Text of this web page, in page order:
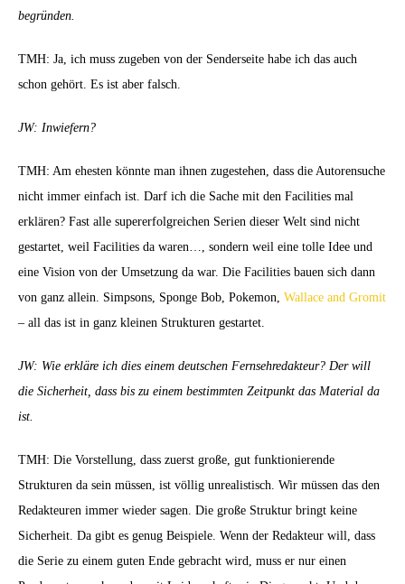
begründen.
TMH: Ja, ich muss zugeben von der Senderseite habe ich das auch
schon gehört. Es ist aber falsch.
JW: Inwiefern?
TMH: Am ehesten könnte man ihnen zugestehen, dass die Autorensuche
nicht immer einfach ist. Darf ich die Sache mit den Facilities mal
erklären? Fast alle supererfolgreichen Serien dieser Welt sind nicht
gestartet, weil Facilities da waren…, sondern weil eine tolle Idee und
eine Vision von der Umsetzung da war. Die Facilities bauen sich dann
von ganz allein. Simpsons, Sponge Bob, Pokemon, Wallace and Gromit
– all das ist in ganz kleinen Strukturen gestartet.
JW: Wie erkläre ich dies einem deutschen Fernsehredakteur? Der will
die Sicherheit, dass bis zu einem bestimmten Zeitpunkt das Material da
ist.
TMH: Die Vorstellung, dass zuerst große, gut funktionierende
Strukturen da sein müssen, ist völlig unrealistisch. Wir müssen das den
Redakteuren immer wieder sagen. Die große Struktur bringt keine
Sicherheit. Da gibt es genug Beispiele. Wenn der Redakteur will, dass
die Serie zu einem guten Ende gebracht wird, muss er nur einen